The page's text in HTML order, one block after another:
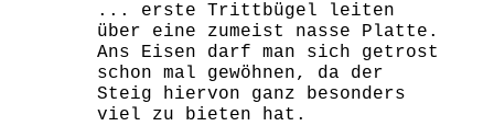
... erste Trittbügel leiten
über eine zumeist nasse Platte.
Ans Eisen darf man sich getrost
schon mal gewöhnen, da der
Steig hiervon ganz besonders
viel zu bieten hat.